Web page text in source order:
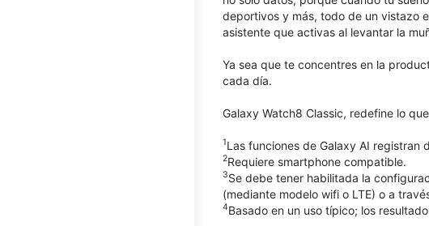
deportivos y más, todo de un vistazo
asistente que activas al levantar la
Ya sea que te concentres en la
cada día.​​​​​​​
Galaxy Watch8 Classic, redefine lo
1Las funciones de Galaxy AI registran
2Requiere smartphone compatible.
3Se debe tener habilitada la
(mediante modelo wifi o LTE) o a
4Basado en un uso típico; los